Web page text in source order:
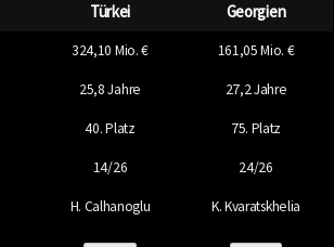
Türkei
Georgien
324,10 Mio. € 161,05 Mio. €
25,8 Jahre 27,2 Jahre
40. Platz 75. Platz
14/26 24/26
H. Calhanoglu K. Kvaratskhelia